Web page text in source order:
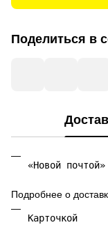
Поделиться в
«Новой
Подробнее о
Карточкой